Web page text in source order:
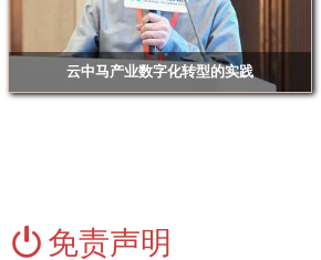
江苏双星彩塑新材料股份有限公司
江苏无染彩新材料有限公司
江苏悦葵贸易有限公司
云中马产业数字化转型的实践
浙江云中马股份有限公司 信息部部长 杨明森
免责声明